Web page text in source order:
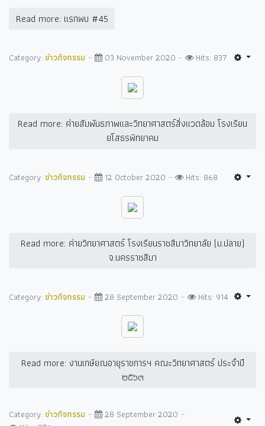
Read more: แรกพบ #45
Category: ข่าวกิจกรรม 03 November 2020 Hits: 837
Read more: ค่ายสัมพันธภาพและวิทยาศาสตร์สิ่งแวดล้อม โรงเรียน
ยโสธรพิทยาคม
Category: ข่าวกิจกรรม 12 October 2020 Hits: 868
Read more: ค่ายวิทยาศาสตร์ โรงเรียนราชสีมาวิทยาลัย (ม.ปลาย)
จ.นครราชสีมา
Category: ข่าวกิจกรรม 28 September 2020 Hits: 914
Read more: งานเกษียณอายุราชการฯ คณะวิทยาศาสตร์ ประจำปี
๒๕๖๓
Category: ข่าวกิจกรรม
28 September 2020